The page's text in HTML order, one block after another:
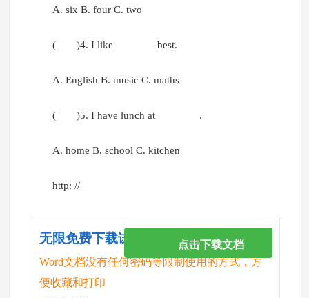
A. six B. four C. two
( )4. I like best.
A. English B. music C. maths
( )5. I have lunch at .
A. home B. school C. kitchen
http: //
无限免费下载试卷
Word文档没有任何密码等限制使用的方式，方
便收藏和打印
点击下载文档